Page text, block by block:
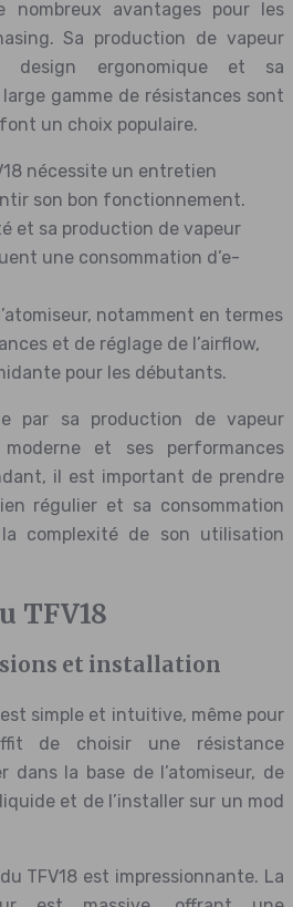
nombreux avantages pour les
Sa production de vapeur
design ergonomique et sa
gamme de résistances sont
un choix populaire.
nécessite un entretien
son bon fonctionnement.
et sa production de vapeur
une consommation d’e-
notamment en termes
et de réglage de l’airflow,
pour les débutants.
par sa production de vapeur
et ses performances
il est important de prendre
régulier et sa consommation
complexité de son utilisation
TFV18
et installation
simple et intuitive, même pour
de choisir une résistance
dans la base de l’atomiseur, de
et de l’installer sur un mod
TFV18 est impressionnante. La